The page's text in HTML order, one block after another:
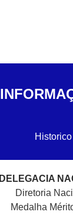
Historico
DELEGACIA
Diretoria
Medalha